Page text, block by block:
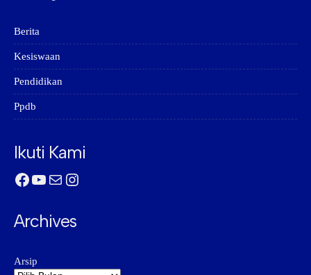
Berita
Kesiswaan
Pendidikan
Ppdb
Ikuti Kami
Facebook
YouTube
MailInstagram
Archives
Arsip